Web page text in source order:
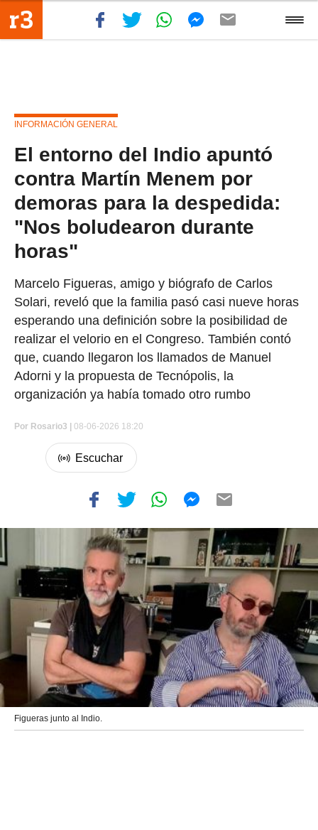
INFORMACIÓN GENERAL
El entorno del Indio apuntó
contra Martín Menem por
demoras para la despedida:
"Nos boludearon durante
horas"
Marcelo Figueras, amigo y biógrafo de Carlos
Solari, reveló que la familia pasó casi nueve horas
esperando una definición sobre la posibilidad de
realizar el velorio en el Congreso. También contó
que, cuando llegaron los llamados de Manuel
Adorni y la propuesta de Tecnópolis, la
organización ya había tomado otro rumbo
Por Rosario3 | 08-06-2026 18:20
Figueras junto al Indio.